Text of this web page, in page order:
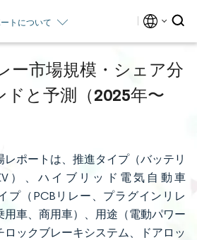
トについて
ー市場規模・シェア分
ドと予測（2025年〜
ポートは、推進タイプ（バッテリ
）、ハイブリッド電気自動車
プ（PCBリレー、プラグインリレ
用車、商用車）、用途（電動パワー
ロックブレーキシステム、ドアロッ